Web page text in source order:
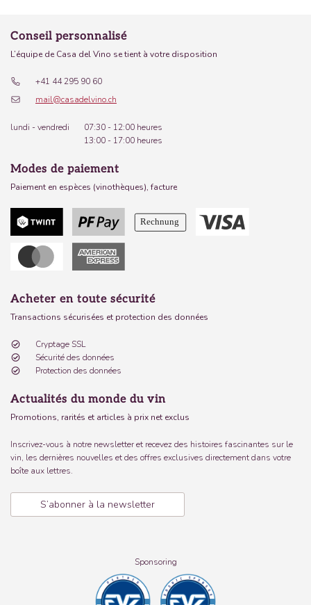
Conseil personnalisé
L’équipe de Casa del Vino se tient à votre disposition
+41 44 295 90 60
mail@casadelvino.ch
lundi - vendredi
07:30 - 12:00 heures
13:00 - 17:00 heures
Modes de paiement
Paiement en espèces (vinothèques), facture
Acheter en toute sécurité
Transactions sécurisées et protection des données
Cryptage SSL
Sécurité des données
Protection des données
Actualités du monde du vin
Promotions, rarités et articles à prix net exclus
Inscrivez-vous à notre newsletter et recevez des histoires fascinantes sur le
vin, les dernières nouvelles et des offres exclusives directement dans votre
boîte aux lettres.
S’abonner à la newsletter
Sponsoring